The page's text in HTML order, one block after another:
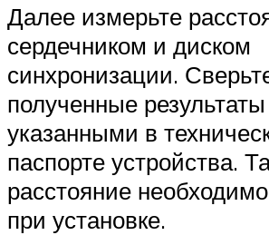
Далее измерьте
сердечником и диском
синхронизации.
полученные
указанными в
паспорте устройства.
расстояние
при установке.